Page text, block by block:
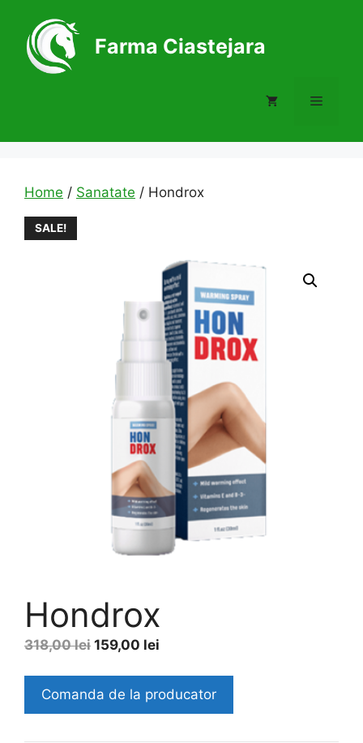
content
Farma Ciastejara
Menu
Home / Sanatate / Hondrox
SALE!
Hondrox
318,00lei Original
318,00 lei.
159,00 lei
159,00 lei.
Comanda de la producator